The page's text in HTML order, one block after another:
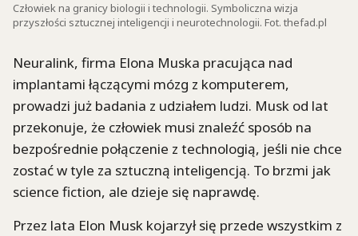
Człowiek na granicy biologii i technologii. Symboliczna wizja
przyszłości sztucznej inteligencji i neurotechnologii. Fot. thefad.pl
Neuralink, firma Elona Muska pracująca nad
implantami łączącymi mózg z komputerem,
prowadzi już badania z udziałem ludzi. Musk od lat
przekonuje, że człowiek musi znaleźć sposób na
bezpośrednie połączenie z technologią, jeśli nie chce
zostać w tyle za sztuczną inteligencją. To brzmi jak
science fiction, ale dzieje się naprawdę.
Przez lata Elon Musk kojarzył się przede wszystkim z